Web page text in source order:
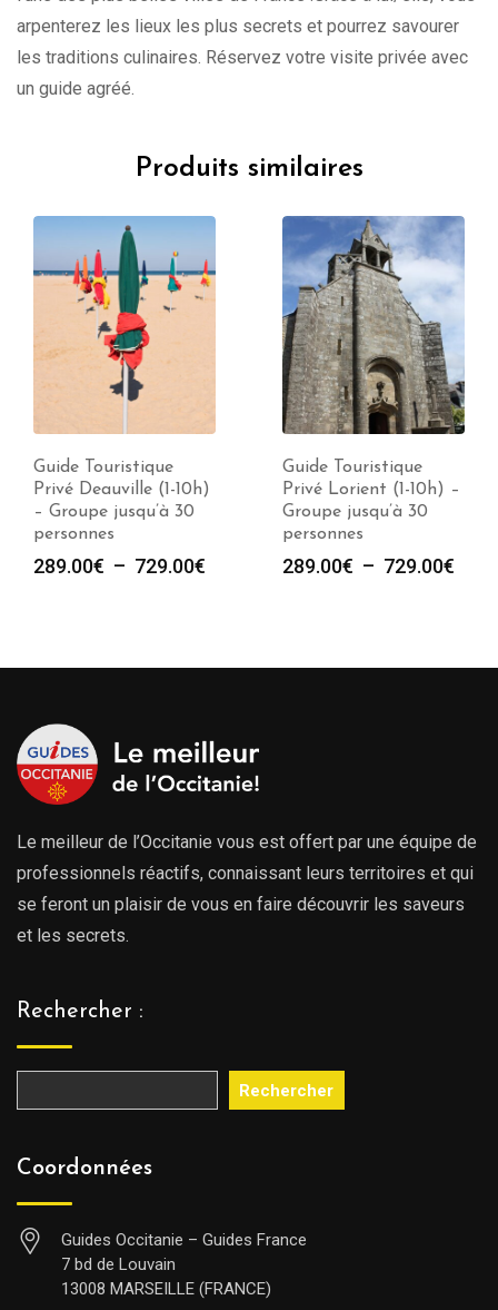
arpenterez les lieux les plus secrets et pourrez savourer
les traditions culinaires. Réservez votre visite privée avec
un guide agréé.
Produits similaires
Guide Touristique
Privé Deauville (1-10h)
– Groupe jusqu’à 30
personnes
289.00€ – 729.00€
à
Guide Touristique
Privé Lorient (1-10h) –
Groupe jusqu’à 30
personnes
289.00€ – 729.00€
à
Le meilleur de l’Occitanie vous est offert par une équipe de
professionnels réactifs, connaissant leurs territoires et qui
se feront un plaisir de vous en faire découvrir les saveurs
et les secrets.
Rechercher :
Rechercher
Coordonnées
Guides Occitanie – Guides France
7 bd de Louvain
13008 MARSEILLE (FRANCE)